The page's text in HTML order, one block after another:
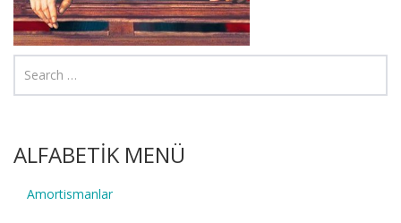
ALFABETİK MENÜ
Amortismanlar